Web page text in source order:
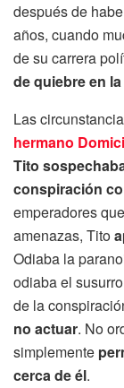
después de
años, cuando
de su carrera
de quiebre en
Las
hermano
Tito
conspiración
emperadores
amenazas, Tito
Odiaba la
odiaba el
de la
no actuar. No
simplemente
cerca de él.